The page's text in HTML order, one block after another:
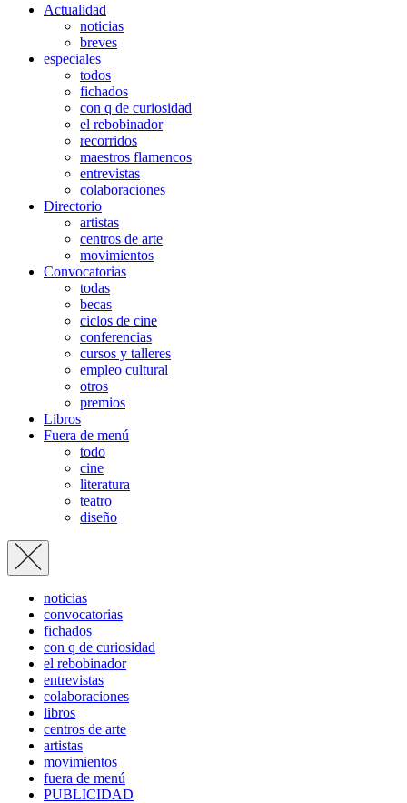
Actualidad
noticias
breves
especiales
todos
fichados
con q de curiosidad
el rebobinador
recorridos
maestros flamencos
entrevistas
colaboraciones
Directorio
artistas
centros de arte
movimientos
Convocatorias
todas
becas
ciclos de cine
conferencias
cursos y talleres
empleo cultural
otros
premios
Libros
Fuera de menú
todo
cine
literatura
teatro
diseño
noticias
convocatorias
fichados
con q de curiosidad
el rebobinador
entrevistas
colaboraciones
libros
centros de arte
artistas
movimientos
fuera de menú
PUBLICIDAD